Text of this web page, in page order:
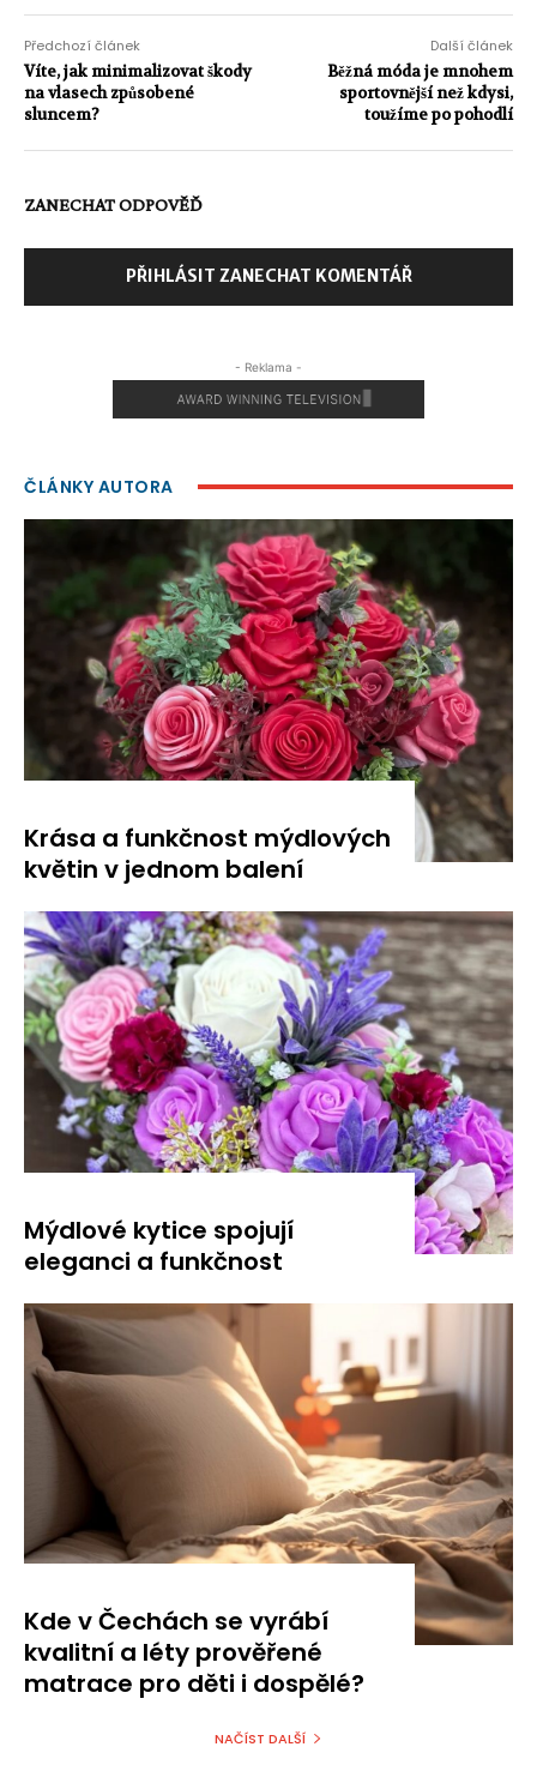
Předchozí článek
Víte, jak minimalizovat škody
na vlasech způsobené
sluncem?
Další článek
Běžná móda je mnohem
sportovnější než kdysi,
toužíme po pohodlí
ZANECHAT ODPOVĚĎ
PŘIHLÁSIT ZANECHAT KOMENTÁŘ
- Reklama -
ČLÁNKY AUTORA
Krása a funkčnost mýdlových
květin v jednom balení
Mýdlové kytice spojují
eleganci a funkčnost
Kde v Čechách se vyrábí
kvalitní a léty prověřené
matrace pro děti i dospělé?
NAČÍST DALŠÍ